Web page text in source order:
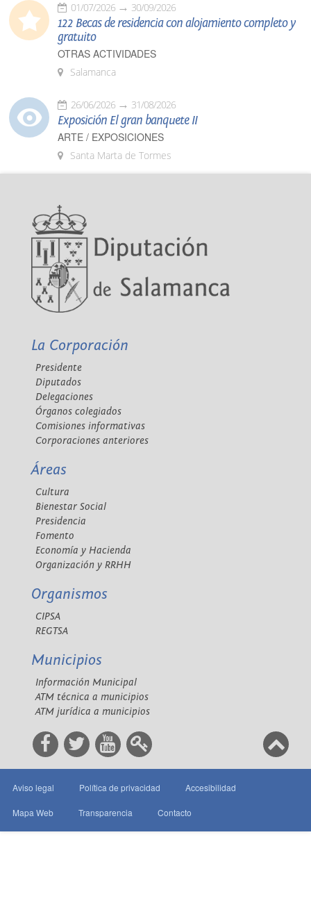
01/07/2026 30/09/2026
122 Becas de residencia con alojamiento completo y
gratuito
OTRAS ACTIVIDADES
Salamanca
26/06/2026 31/08/2026
Exposición El gran banquete II
ARTE / EXPOSICIONES
Santa Marta de Tormes
La Corporación
Presidente
Diputados
Delegaciones
Órganos colegiados
Comisiones informativas
Corporaciones anteriores
Áreas
Cultura
Bienestar Social
Presidencia
Fomento
Economía y Hacienda
Organización y RRHH
Organismos
CIPSA
REGTSA
Municipios
Información Municipal
ATM técnica a municipios
ATM jurídica a municipios
Aviso legal Política de privacidad Accesibilidad
Mapa Web Transparencia Contacto